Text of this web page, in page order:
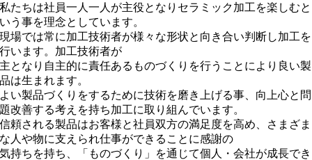
私たちは社員一人一人が主役となりセラミック加工を楽しむと
いう事を理念としています。
現場では常に加工技術者が様々な形状と向き合い判断し加工を
行います。加工技術者が
主となり自主的に責任あるものづくりを行うことにより良い製
品は生まれます。
よい製品づくりをするために技術を磨き上げる事、向上心と問
題改善する考えを持ち加工に取り組んでいます。
信頼される製品はお客様と社員双方の満足度を高め、さまざま
な人や物に支えられ仕事ができることに感謝の
気持ちを持ち、「ものづくり」を通じて個人・会社が成長でき